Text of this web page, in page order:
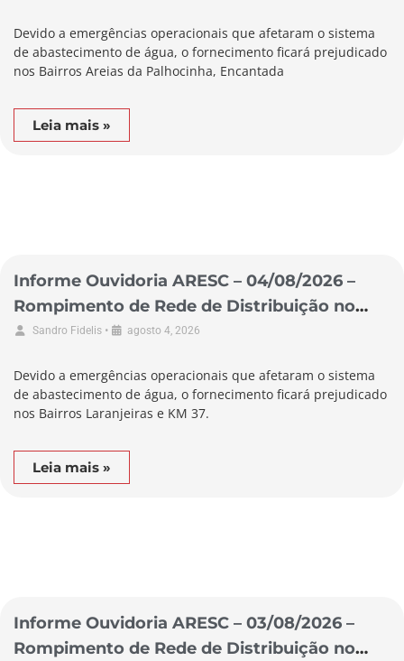
Devido a emergências operacionais que afetaram o sistema
de abastecimento de água, o fornecimento ficará prejudicado
nos Bairros Areias da Palhocinha, Encantada
Leia mais »
Informe Ouvidoria ARESC – 04/08/2026 –
Rompimento de Rede de Distribuição no
Município de Pescaria Brava
Sandro Fidelis • agosto 4, 2026
Devido a emergências operacionais que afetaram o sistema
de abastecimento de água, o fornecimento ficará prejudicado
nos Bairros Laranjeiras e KM 37.
Leia mais »
Informe Ouvidoria ARESC – 03/08/2026 –
Rompimento de Rede de Distribuição no